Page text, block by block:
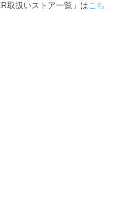
取扱いストア一覧」はこち